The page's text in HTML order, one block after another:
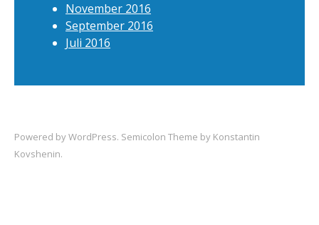
November 2016
September 2016
Juli 2016
Powered byWordPress. Semicolon Theme by Konstantin
Kovshenin.